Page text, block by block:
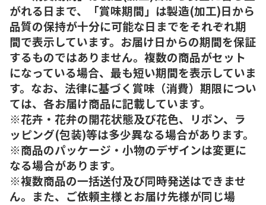
がれる日まで、「賞味期間」は製造(加工)日から
品質の保持が十分に可能な日までをそれぞれ期
間で表示しています。お届け日からの期間を保証
するものではありません。複数の商品がセット
になっている場合、最も短い期間を表示していま
す。なお、法律に基づく賞味（消費）期限につい
ては、各お届け商品に記載しています。
※花卉・花弁の開花状態及び花色、リボン、ラ
ッピング(包装)等は多少異なる場合があります。
※商品のパッケージ・小物のデザインは変更に
なる場合があります。
※複数商品の一括送付及び同時発送はできませ
ん。また、ご依頼主様とお届け先様が同じ場